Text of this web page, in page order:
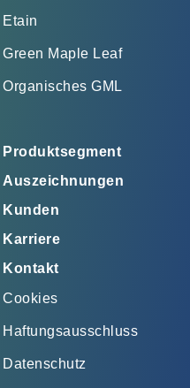
Etain
Green Maple Leaf
Organisches GML
Produktsegment
Auszeichnungen
Kunden
Karriere
Kontakt
Cookies
Haftungsausschluss
Datenschutz